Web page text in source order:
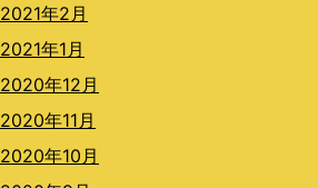
2021年2月
2021年1月
2020年12月
2020年11月
2020年10月